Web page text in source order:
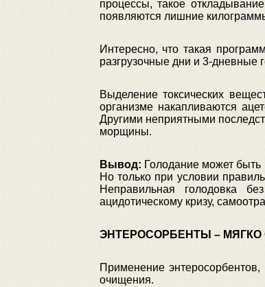
процессы, такое
появляются лишние
Интересно, что такая
разгрузочные дни и 3-дневные
Выделение токсических
организме накапливаются
Другими неприятными
морщины.
Вывод: Голодание может быть
Но только при условии
Неправильная голодовка
ацидотическому кризу,
ЭНТЕРОСОРБЕНТЫ – МЯГКО
Применение
очищения.